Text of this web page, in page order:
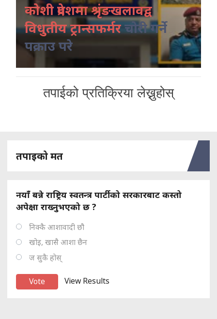
कोशी प्रदेशमा श्रृंङखलावद्व
विधुतीय ट्रान्सफर्मरचोरी गर्ने
पक्राउ परे
तपाईको प्रतिक्रिया लेख्नुहोस्
तपाइको मत
नयाँ बन्ने राष्ट्रिय स्वतन्त्र पार्टीको सरकारबाट कस्तो
अपेक्षा राख्नुभएको छ ?
निक्कै आशावादी छौ
खोइ, खासै आशा छैन
ज सुकै होस्
View Results